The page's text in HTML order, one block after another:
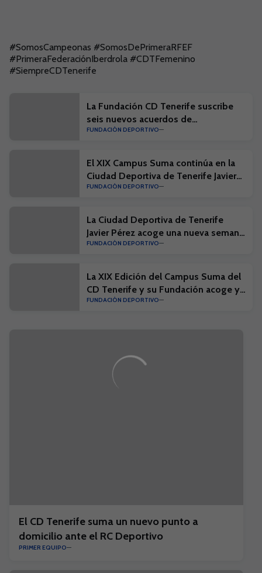
#SomosCampeonas #SomosDePrimeraRFEF
#PrimeraFederaciónIberdrola #CDTFemenino
#SiempreCDTenerife
La Fundación CD Tenerife suscribe
seis nuevos acuerdos de
colaboración dentro del proyecto
FUNDACIÓN DEPORTIVO
El XIX Campus Suma continúa en la
Ciudad Deportiva de Tenerife Javier
Pérez
FUNDACIÓN DEPORTIVO
La Ciudad Deportiva de Tenerife
Javier Pérez acoge una nueva semana
del XIX Campus Suma
FUNDACIÓN DEPORTIVO
La XIX Edición del Campus Suma del
CD Tenerife y su Fundación acoge ya
a más de 750 participantes
FUNDACIÓN DEPORTIVO
El CD Tenerife suma un nuevo punto a
domicilio ante el RC Deportivo
PRIMER EQUIPO